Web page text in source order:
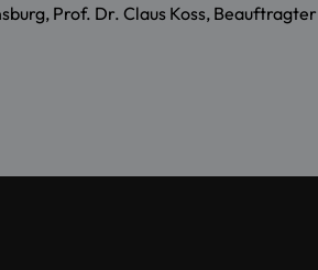
Prof. Dr. Claus Koss,